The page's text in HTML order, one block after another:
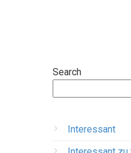
Search
Interessant